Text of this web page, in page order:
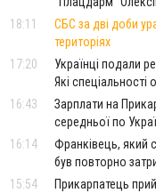
18:11
СБС за дві доби
територіях
17:20
Українці подали
Які спеціальності
16:43
Зарплати на
середньої по
16:14
Франківець, який
був повторно
15:54
Прикарпатець